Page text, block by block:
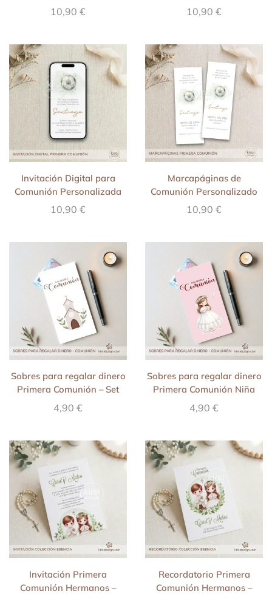
Actividad – Pequeños
Talentos
10,90 €
Actividad – Pequeños
Talentos
10,90 €
Invitación Digital para
Comunión Personalizada
con Actividad – Pequeños
Talentos
10,90 €
Marcapáginas de
Comunión Personalizado
con Actividad – Pequeños
Talentos
10,90 €
Sobres para regalar dinero
Primera Comunión – Set
neutro
4,90 €
Sobres para regalar dinero
Primera Comunión Niña
4,90 €
Invitación Primera
Comunión Hermanos –
Recordatorio Primera
Comunión Hermanos –